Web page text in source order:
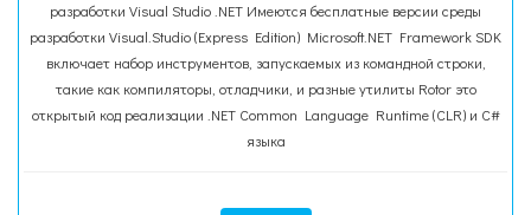
разработки Visual Studio .NET Имеются бесплатные версии среды
разработки Visual.Studio (Express Edition) Microsoft.NET Framework SDK
включает набор инструментов, запускаемых из командной строки,
такие как компиляторы, отладчики, и разные утилиты Rotor это
открытый код реализации .NET Common Language Runtime (CLR) и C#
языка